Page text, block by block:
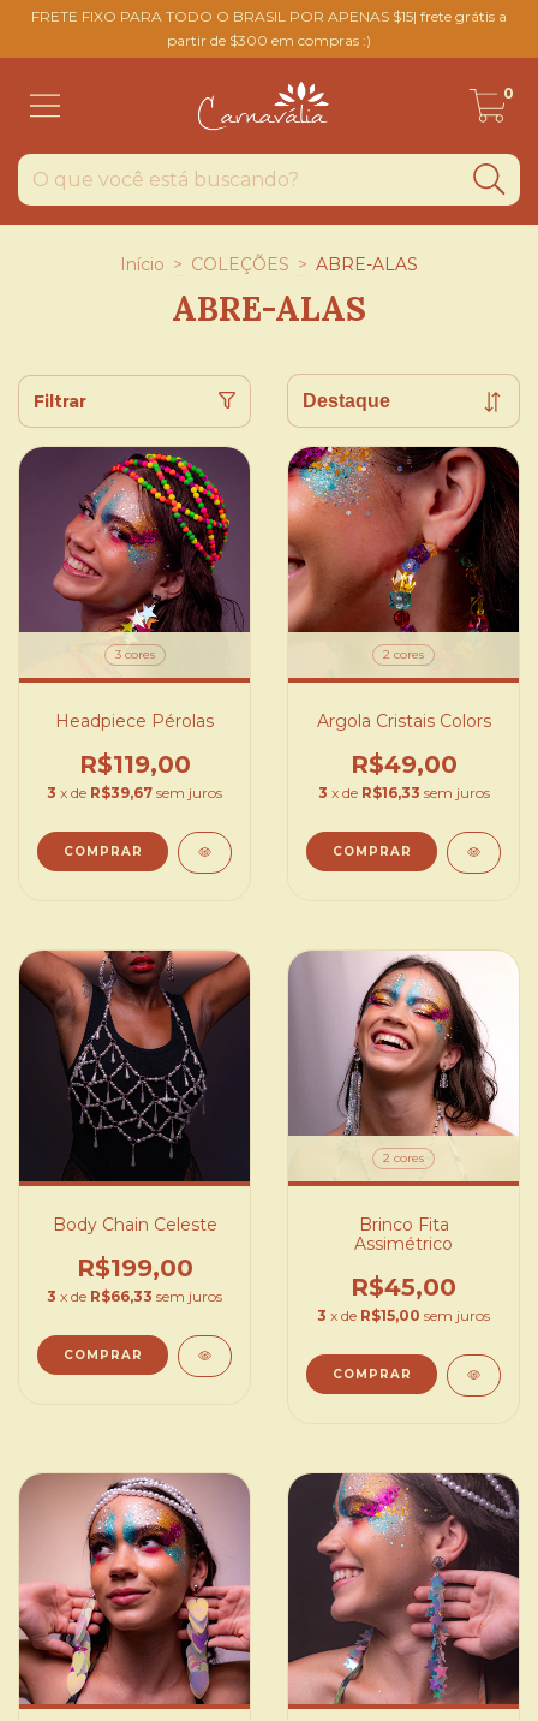
FRETE FIXO PARA TODO O BRASIL POR APENAS $15| frete grátis a
partir de $300 em compras :)
0
Início > COLEÇÕES > ABRE-ALAS
ABRE-ALAS
Filtrar
3 cores
Headpiece Pérolas
R$119,00
3 x de R$39,67 sem juros
COMPRAR
2 cores
Argola Cristais Colors
R$49,00
3 x de R$16,33 sem juros
COMPRAR
Body Chain Celeste
R$199,00
3 x de R$66,33 sem juros
COMPRAR
2 cores
Brinco Fita
Assimétrico
R$45,00
3 x de R$15,00 sem juros
COMPRAR